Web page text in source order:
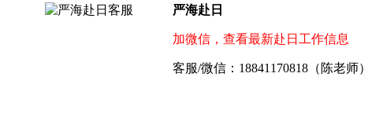
严海赴日
加微信，查看最新赴日工作信息
客服/微信：18841170818（陈老师）